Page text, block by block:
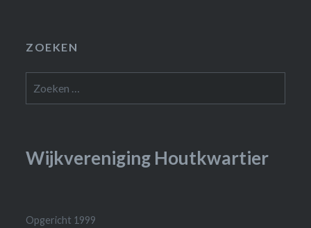
ZOEKEN
naar:
Wijkvereniging Houtkwartier
Opgericht 1999